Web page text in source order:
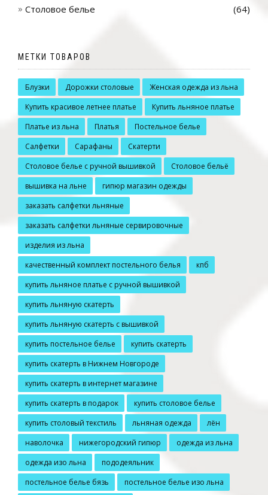
Столовое белье (64)
МЕТКИ ТОВАРОВ
Блузки Дорожки столовые
Женская одежда из льна
Купить красивое летнее платье
Купить льняное платье
Платье из льна
Платья
Постельное белье
Салфетки
Сарафаны
Скатерти
Столовое белье с ручной вышивкой
Столовое бельё
вышивка на льне
гипюр магазин одежды
заказать салфетки льняные
заказать салфетки льняные сервировочные
изделия из льна
качественный комплект постельного белья
кпб
купить льняное платье с ручной вышивкой
купить льняную скатерть
купить льняную скатерть с вышивкой
купить постельное белье
купить скатерть
купить скатерть в Нижнем Новгороде
купить скатерть в интернет магазине
купить скатерть в подарок
купить столовое белье
купить столовый текстиль
льняная одежда
лён
наволочка
нижегородский гипюр
одежда из льна
одежда изо льна
пододеяльник
постельное белье бязь
постельное белье изо льна